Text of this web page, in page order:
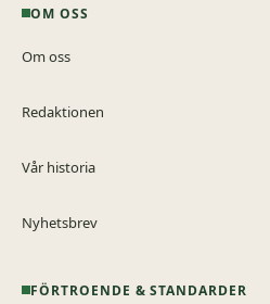
OM OSS
Om oss
Redaktionen
Vår historia
Nyhetsbrev
FÖRTROENDE & STANDARDER